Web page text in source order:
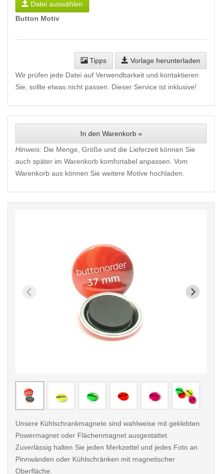
Datei auswählen
Button Motiv
Tipps
Vorlage herunterladen
Wir prüfen jede Datei auf Verwendbarkeit und kontaktieren
Sie, sollte etwas nicht passen. Dieser Service ist inklusive!
In den Warenkorb »
Hinweis: Die Menge, Größe und die Lieferzeit können Sie
auch später im Warenkorb komfortabel anpassen. Vom
Warenkorb aus können Sie weitere Motive hochladen.
< /picture>
Unsere Kühlschrankmagnete sind wahlweise mit geklebten
Powermagnet oder Flächenmagnet ausgestattet.
Zuverlässig halten Sie jeden Merkzettel und jedes Foto an
Pinnwänden oder Kühlschränken mit magnetischer
Oberfläche.